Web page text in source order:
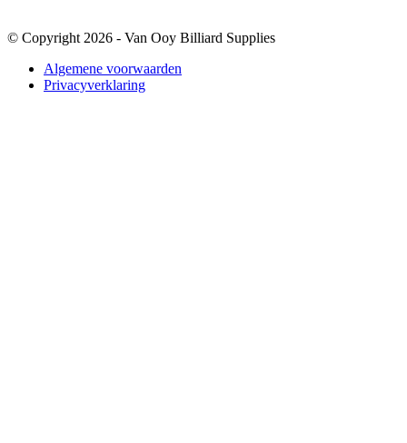
© Copyright 2026 - Van Ooy Billiard Supplies
Algemene voorwaarden
Privacyverklaring